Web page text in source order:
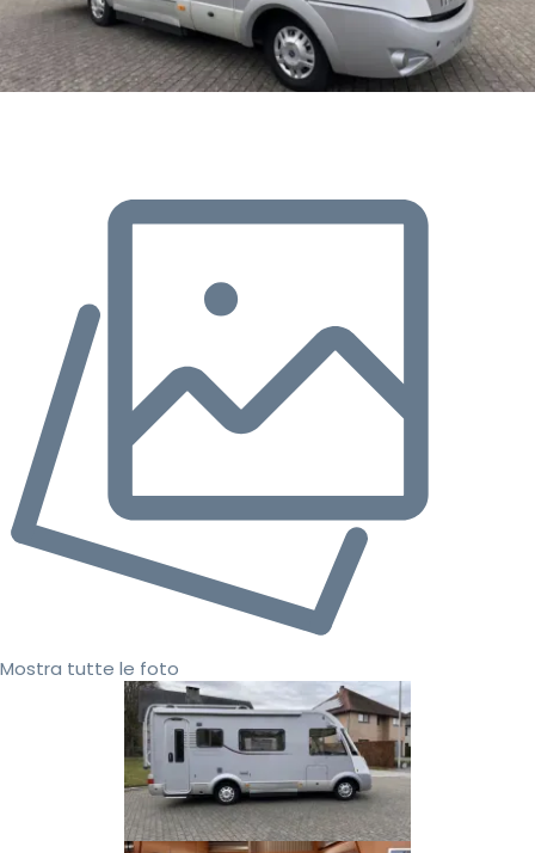
Mostra tutte le foto